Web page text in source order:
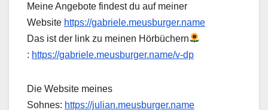
Meine Angebote findest du auf meiner
Website https://gabriele.meusburger.name
Das ist der link zu meinen Hörbüchern
: https://gabriele.meusburger.name/v-dp
Die Website meines
Sohnes: https://julian.meusburger.name